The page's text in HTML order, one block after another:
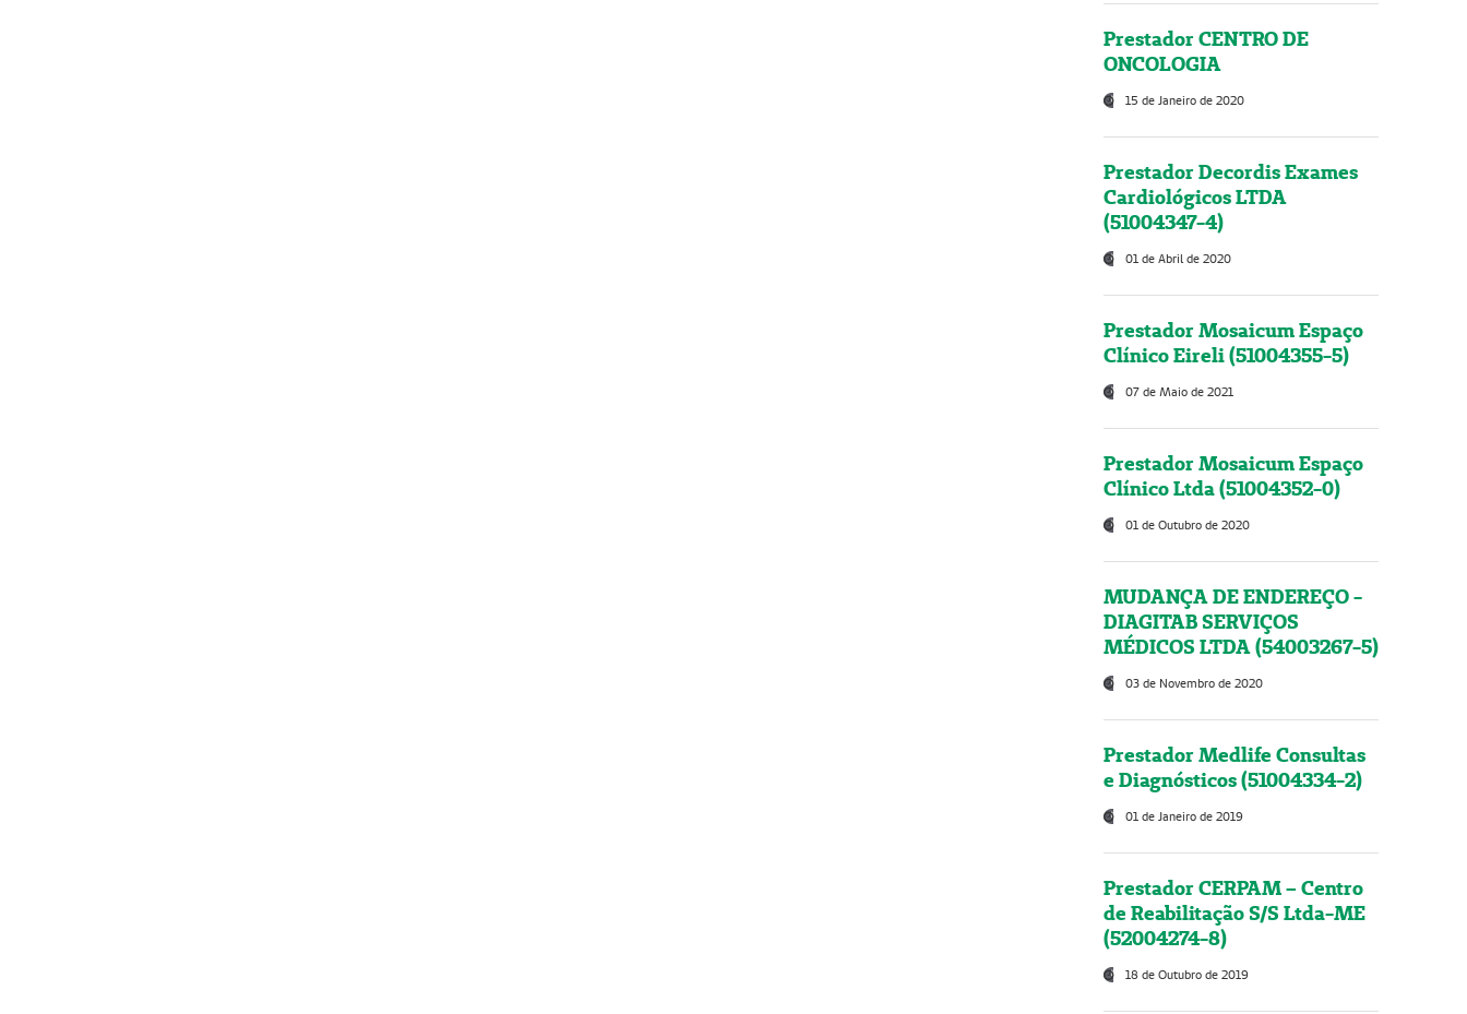
Prestador CENTRO DE
ONCOLOGIA
15 de Janeiro de 2020
Prestador Decordis Exames
Cardiológicos LTDA
(51004347-4)
01 de Abril de 2020
Prestador Mosaicum Espaço
Clínico Eireli (51004355-5)
07 de Maio de 2021
Prestador Mosaicum Espaço
Clínico Ltda (51004352-0)
01 de Outubro de 2020
MUDANÇA DE ENDEREÇO -
DIAGITAB SERVIÇOS
MÉDICOS LTDA (54003267-5)
03 de Novembro de 2020
Prestador Medlife Consultas
e Diagnósticos (51004334-2)
01 de Janeiro de 2019
Prestador CERPAM – Centro
de Reabilitação S/S Ltda-ME
(52004274-8)
18 de Outubro de 2019